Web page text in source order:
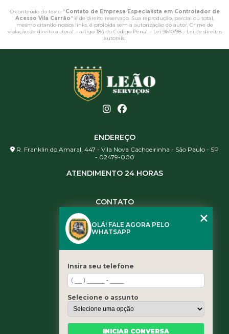
O conteúdo do texto "Contato de Empresa Especialista em Controlador de
Acesso Vila Carrão" é de direito reservado. Sua reprodução, parcial ou total,
mesmo citando nossos links, é proibida sem a autorização do autor. Crime de
violação de direito autoral – artigo 184 do Código Penal – Lei 9610/98 - Lei de direitos
autorais.
ENDEREÇO
R. Franklin do Amaral, 447 - Vila Nova Cachoeirinha - São Paulo - SP
- 02479-000
ATENDIMENTO 24 HORAS
CONTATO
(11) 3461-5871
contato@leaoservicos.com.br
Home
Quem somos
Serviços
Blog
OLÁ! FALE AGORA PELO
WHATSAPP
Insira seu telefone
Selecione o assunto
INICIAR CONVERSA